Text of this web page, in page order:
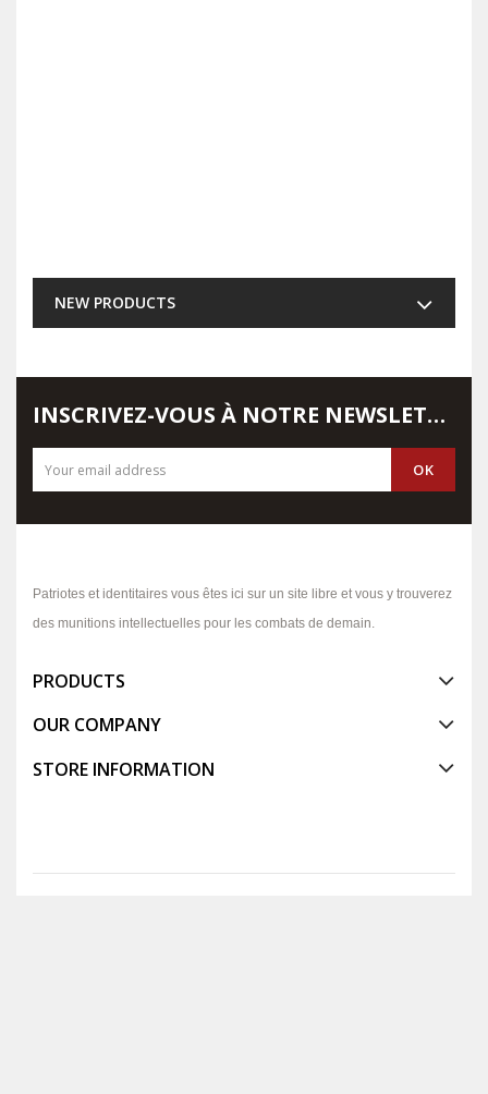
NEW PRODUCTS
INSCRIVEZ-VOUS À NOTRE NEWSLETTER
Patriotes et identitaires vous êtes ici sur un site libre et vous y trouverez
des munitions intellectuelles pour les combats de demain.
PRODUCTS
OUR COMPANY
STORE INFORMATION